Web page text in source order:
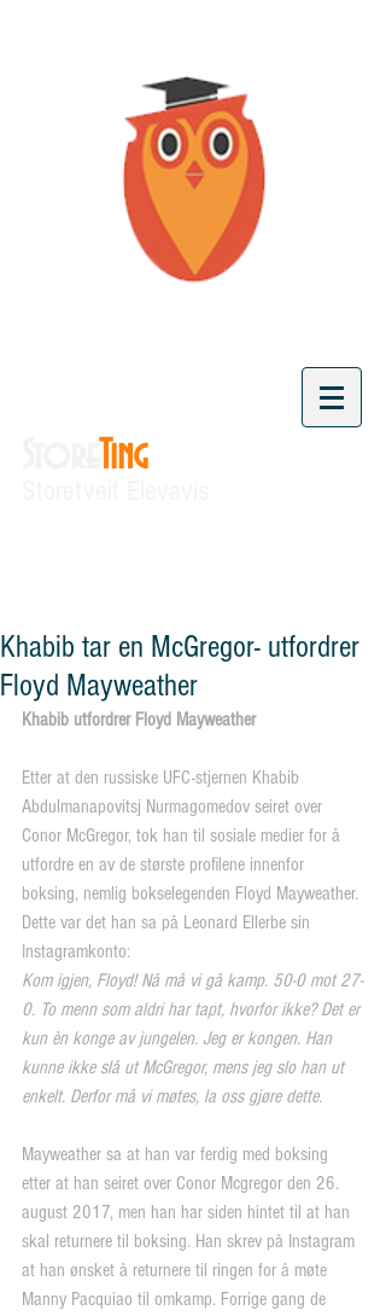
Ting
Khabib tar en McGregor- utfordrer
Floyd Mayweather
Khabib utfordrer Floyd Mayweather
Etter at den russiske UFC-stjernen Khabib
Abdulmanapovitsj Nurmagomedov seiret over
Conor McGregor, tok han til sosiale medier for å
utfordre en av de største profilene innenfor
boksing, nemlig bokselegenden Floyd Mayweather.
Dette var det han sa på Leonard Ellerbe sin
Instagramkonto:
Kom igjen, Floyd! Nå må vi gå kamp. 50-0 mot 27-
0. To menn som aldri har tapt, hvorfor ikke? Det er
kun èn konge av jungelen. Jeg er kongen. Han
kunne ikke slå ut McGregor, mens jeg slo han ut
enkelt. Derfor må vi møtes, la oss gjøre dette.
Mayweather sa at han var ferdig med boksing
etter at han seiret over Conor Mcgregor den 26.
august 2017, men han har siden hintet til at han
skal returnere til boksing. Han skrev på Instagram
at han ønsket å returnere til ringen for å møte
Manny Pacquiao til omkamp. Forrige gang de